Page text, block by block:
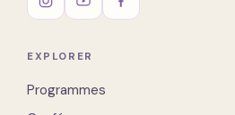
EXPLORER
Programmes